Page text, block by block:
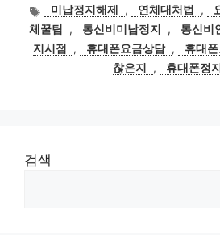
태
그
미납정지해제 , 연체대처법 ,
체꿀팁
, 통신비미납정지 , 통신비
지시점
, 휴대폰요금상담 ,
휴대
찮은지
, 휴대폰정
검색